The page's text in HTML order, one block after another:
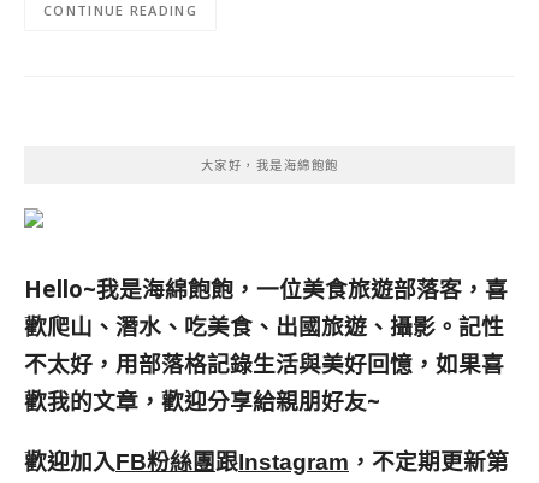
CONTINUE READING
大家好，我是海綿飽飽
Hello~我是海綿飽飽，一位美食旅遊部落客， 喜
歡爬山、潛水、吃美食、出國旅遊、攝影。 記性
不太好，用部落格記錄生活與美好回憶， 如果喜
歡我的文章，歡迎分享給親朋好友~
歡迎加入FB粉絲團跟Instagram ，不定期更新第